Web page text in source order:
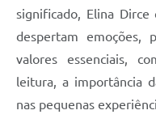
significado, Elina
despertam emoções,
valores essenciais,
leitura, a importância
nas pequenas